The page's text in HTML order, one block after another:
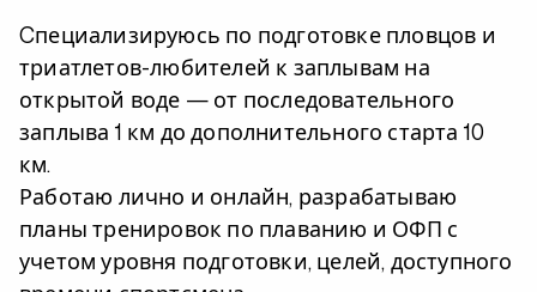
Cпециализируюсь по подготовке пловцов и
триатлетов-любителей к заплывам на
открытой воде — от последовательного
заплыва 1 км до дополнительного старта 10
км.
Работаю лично и онлайн, разрабатываю
планы тренировок по плаванию и ОФП с
учетом уровня подготовки, целей, доступного